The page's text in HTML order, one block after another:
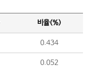
비율(%)
0.434
0.052